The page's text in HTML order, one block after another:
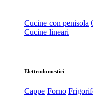
Cucine con penisola
Cucine lineari
Elettrodomestici
Cappe Forno